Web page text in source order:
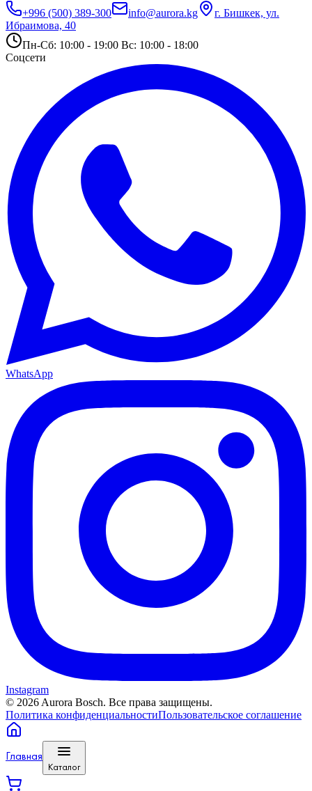
+996 (500) 389-300
info@aurora.kg
г. Бишкек, ул.
Ибраимова, 40
Пн-Сб: 10:00 - 19:00 Вс: 10:00 - 18:00
Соцсети
WhatsApp
Instagram
© 2026 Aurora Bosch. Все права защищены.
Политика конфиденциальностиПользовательское соглашение
Главная
Каталог